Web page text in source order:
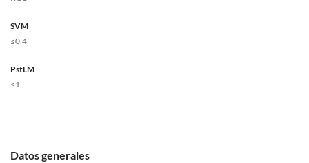
SVM
≤0,4
PstLM
≤1
Datos generales